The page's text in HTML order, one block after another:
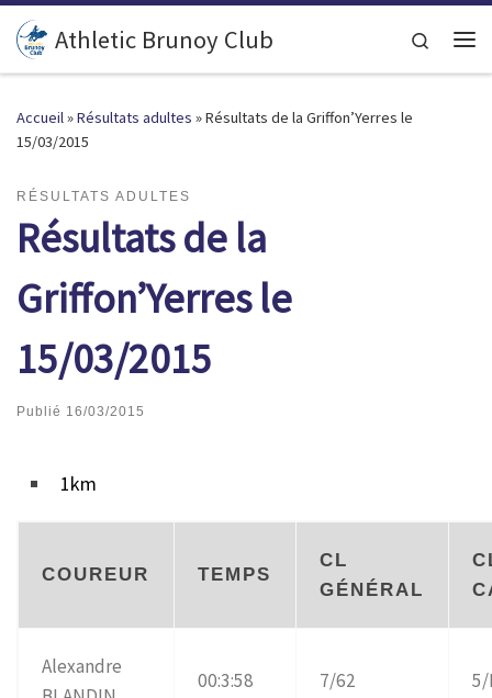
Passer au contenu
Athletic Brunoy Club Search
Accueil»Résultats adultes »Résultats de la Griffon’Yerres le
15/03/2015
RÉSULTATS ADULTES
Résultats de la
Griffon’Yerres le
15/03/2015
Publié 16/03/2015
1km
COUREUR TEMPS
CL
GÉNÉRAL
Alexandre
00:3:58 7/62 5/